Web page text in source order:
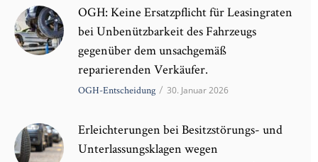
OGH: Keine Ersatzpflicht für Leasingraten
bei Unbenützbarkeit des Fahrzeugs
gegenüber dem unsachgemäß
reparierenden Verkäufer.
OGH-Entscheidung / 30. Januar 2026
Erleichterungen bei Besitzstörungs- und
Unterlassungsklagen wegen